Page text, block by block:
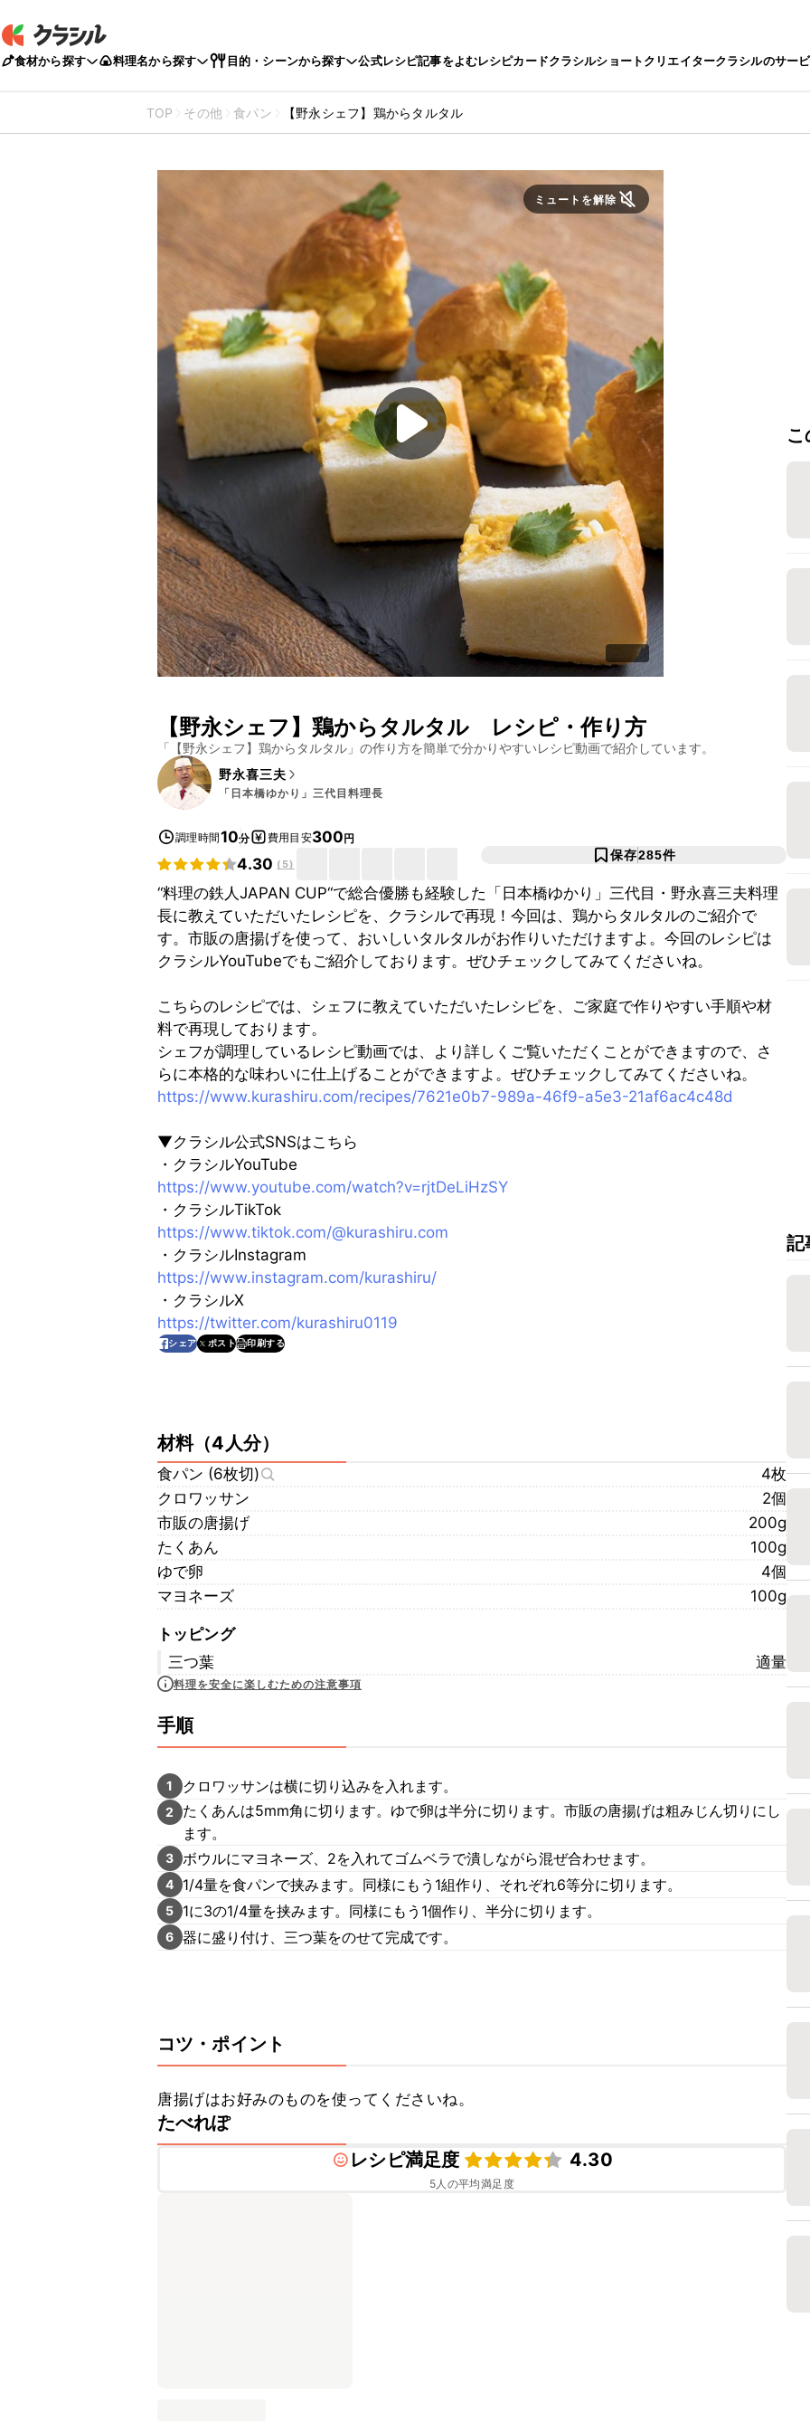
食材から探す 料理名から探す 目的・シーンから探す 公式レシピ記事をよむレシピカードクラシルショートクリエイタークラシルのサー
TOP その他 食パン 【野永シェフ】鶏からタルタル
ミュートを解除
【野永シェフ】鶏からタルタル レシピ・作り方
「 【野永シェフ】鶏からタルタル 」の作り方を簡単で分かりやすいレシピ動画で紹介しています。
野永喜三夫
「日本橋ゆかり」三代目料理長
調理時間10分 費用目安300円
4.30 ( 5)
保存285件
“料理の鉄人JAPAN CUP“で総合優勝も経験した「日本橋ゆかり」三代目・野永喜三夫料理
長に教えていただいたレシピを、クラシルで再現！今回は、鶏からタルタルのご紹介で
す。市販の唐揚げを使って、おいしいタルタルがお作りいただけますよ。今回のレシピは
クラシルYouTubeでもご紹介しております。ぜひチェックしてみてくださいね。
こちらのレシピでは、シェフに教えていただいたレシピを、ご家庭で作りやすい手順や材
料で再現しております。
シェフが調理しているレシピ動画では、より詳しくご覧いただくことができますので、さ
らに本格的な味わいに仕上げることができますよ。ぜひチェックしてみてくださいね。
https://www.kurashiru.com/recipes/7621e0b7-989a-46f9-a5e3-21af6ac4c48d
▼クラシル公式SNSはこちら
・クラシルYouTube
https://www.youtube.com/watch?v=rjtDeLiHzSY
・クラシルTikTok
https://www.tiktok.com/@kurashiru.com
・クラシルInstagram
https://www.instagram.com/kurashiru/
・クラシルX
https://twitter.com/kurashiru0119
シェア ポスト 印刷する
材料（4人分）
食パン (6枚切)
4枚
クロワッサン
2個
市販の唐揚げ
200g
たくあん
100g
ゆで卵
4個
マヨネーズ
100g
トッピング
三つ葉
適量
料理を安全に楽しむための注意事項
手順
1 クロワッサンは横に切り込みを入れます。
2
たくあんは5mm角に切ります。ゆで卵は半分に切ります。市販の唐揚げは粗みじん切りにし
ます。
3 ボウルにマヨネーズ、2を入れてゴムベラで潰しながら混ぜ合わせます。
4 1/4量を食パンで挟みます。同様にもう1組作り、それぞれ6等分に切ります。
5 1に3の1/4量を挟みます。同様にもう1個作り、半分に切ります。
6 器に盛り付け、三つ葉をのせて完成です。
コツ・ポイント
唐揚げはお好みのものを使ってくださいね。
たべれぽ
レシピ満足度
4.30
5人の平均満足度
記